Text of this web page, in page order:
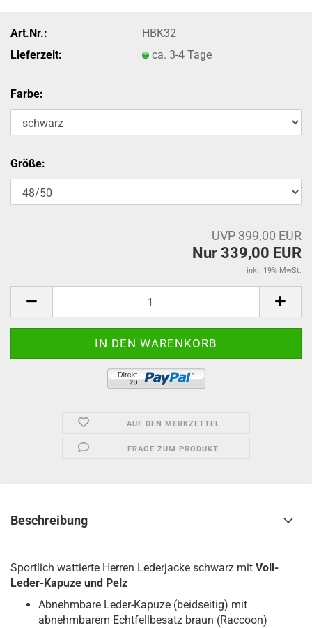
Art.Nr.:
HBK32
Lieferzeit:
ca. 3-4 Tage
Farbe:
Größe:
UVP 399,00 EUR
Nur 339,00 EUR
inkl. 19% MwSt.
AUF DEN MERKZETTEL
FRAGE ZUM PRODUKT
Beschreibung
Sportlich wattierte Herren Lederjacke schwarz mit Voll-
Leder-Kapuze und Pelz
Abnehmbare Leder-Kapuze (beidseitig) mit
abnehmbarem Echtfellbesatz braun (Raccoon)